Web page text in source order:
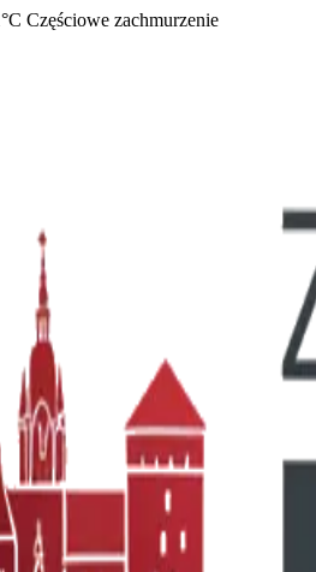
°C Częściowe zachmurzenie